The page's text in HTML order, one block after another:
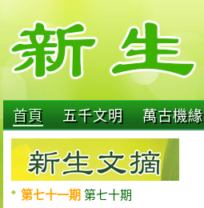
首頁 五千文明 萬古機緣
第七十一期 第七十期